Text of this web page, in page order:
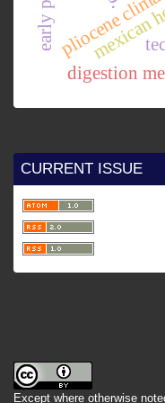
pliocene
mexican
digestion
CURRENT ISSUE
Except where otherwise